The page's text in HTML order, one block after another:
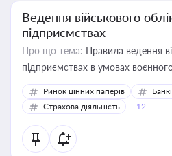
Ведення військового
підприємствах
Про що тема: Правила ведення
підприємствах в умовах
Ринок цінних паперів
Страхова діяльність
+12